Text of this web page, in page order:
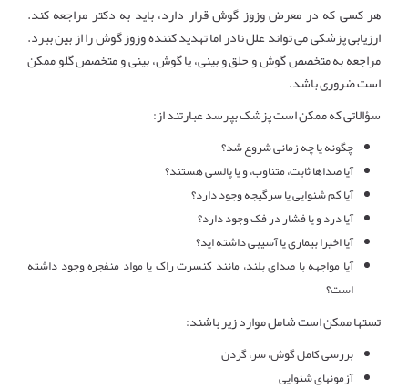
هر کسی که در معرض وزوز گوش قرار دارد، باید به دکتر مراجعه کند.
ارزیابی پزشکی می تواند علل نادر اما تهدید کننده وزوز گوش را از بین ببرد.
مراجعه به متخصص گوش و حلق و بینی، یا گوش، بینی و متخصص گلو ممکن
است ضروری باشد.
سؤالاتی که ممکن است پزشک بپرسد عبارتند از:
چگونه یا چه زمانی شروع شد؟
آیا صداها ثابت، متناوب، و یا پالسی هستند؟
آیا کم شنوایی یا سرگیجه وجود دارد؟
آیا درد و یا فشار در فک وجود دارد؟
آیا اخیرا بیماری یا آسیبی داشته اید؟
آیا مواجهه با صدای بلند، مانند کنسرت راک یا مواد منفجره وجود داشته
است؟
تستها ممکن است شامل موارد زیر باشند:
بررسی کامل گوش، سر، گردن
آزمونهای شنوایی